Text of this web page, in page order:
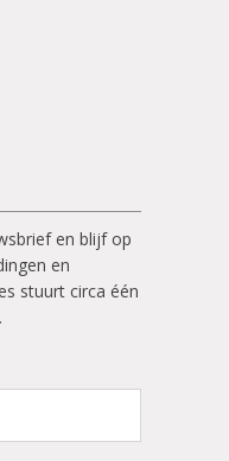
en blijf op
en
stuurt circa één